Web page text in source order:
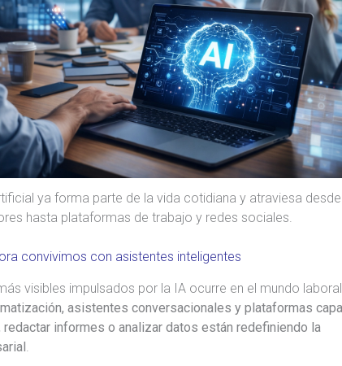
ya forma parte de la vida cotidiana y atraviesa desde
hasta plataformas de trabajo y redes sociales.
convivimos con asistentes inteligentes
visibles impulsados por la IA ocurre en el mundo
asistentes conversacionales y plataformas
informes o analizar datos están redefiniendo la
.